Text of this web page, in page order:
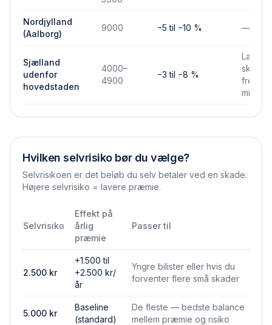
Nordjylland
(Aalborg)
9000 −5 til −10 % —
Sjælland
udenfor
hovedstaden
4000–
4900
−3 til −8 %
Lavere
mindre
Hvilken selvrisiko bør du vælge?
Selvrisikoen er det beløb du selv betaler ved en skade.
Højere selvrisiko = lavere præmie.
Selvrisiko
Effekt på
årlig
præmie
Passer til
2.500 kr
+1.500 til
+2.500 kr/
år
Yngre bilister eller hvis du
forventer flere små skader
5.000 kr
Baseline
(standard)
De fleste — bedste balance
mellem præmie og risiko